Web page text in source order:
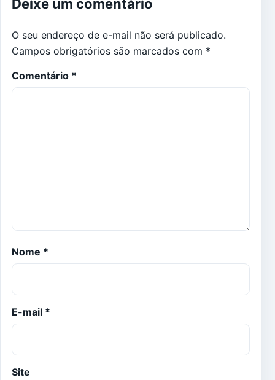
Deixe um comentário
O seu endereço de e-mail não será publicado.
Campos obrigatórios são marcados com *
Comentário *
Nome *
E-mail *
Site